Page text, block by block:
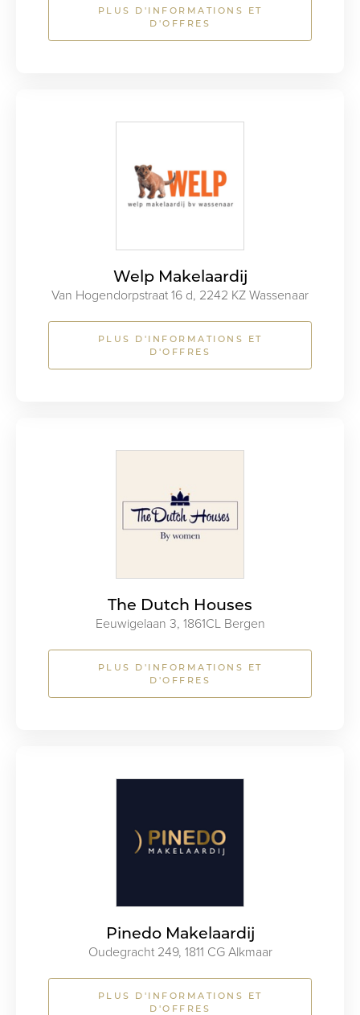
PLUS D'INFORMATIONS ET
D'OFFRES
Welp Makelaardij
Van Hogendorpstraat 16 d, 2242 KZ Wassenaar
PLUS D'INFORMATIONS ET
D'OFFRES
The Dutch Houses
Eeuwigelaan 3, 1861CL Bergen
PLUS D'INFORMATIONS ET
D'OFFRES
Pinedo Makelaardij
Oudegracht 249, 1811 CG Alkmaar
PLUS D'INFORMATIONS ET
D'OFFRES